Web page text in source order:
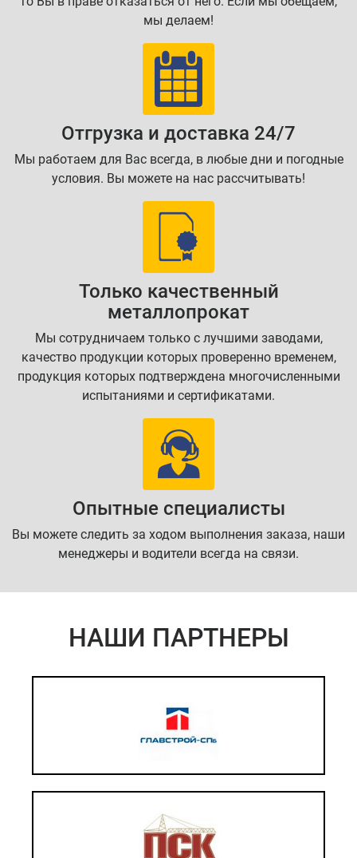
мы делаем!
Отгрузка и доставка 24/7
Мы работаем для Вас всегда, в любые дни и погодные
условия. Вы можете на нас рассчитывать!
Только качественный
металлопрокат
Мы сотрудничаем только с лучшими заводами,
качество продукции которых проверенно временем,
продукция которых подтверждена многочисленными
испытаниями и сертификатами.
Опытные специалисты
Вы можете следить за ходом выполнения заказа, наши
менеджеры и водители всегда на связи.
НАШИ ПАРТНЕРЫ